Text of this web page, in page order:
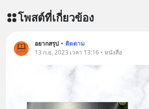
โพสต์ที่เกี่ยวข้อง
อยากสรุป • ติดตาม
13 ก.ย. 2023 เวลา 13:16 • หนังสือ